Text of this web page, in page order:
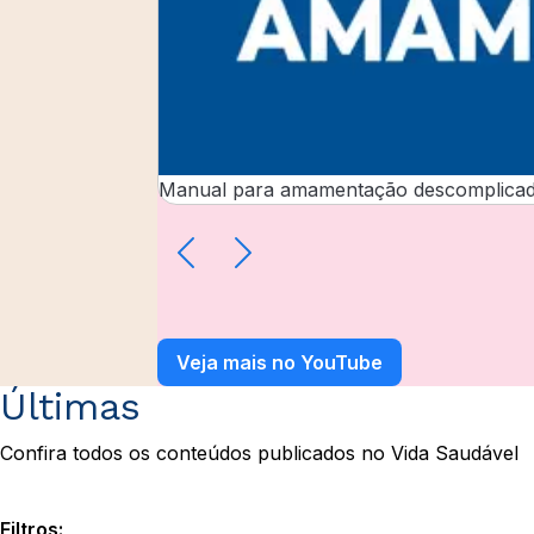
Manual para amamentação
Veja mais no YouTube
Últimas
Confira todos os conteúdos publicados no Vida Saudável